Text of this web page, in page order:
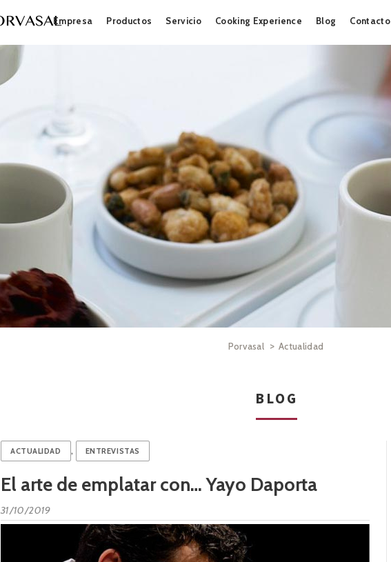
to
Empresa Productos Servicio Cooking Experience Blog Contacto
Porvasal > Actualidad
BLOG
ACTUALIDAD , ENTREVISTAS
El arte de emplatar con… Yayo Daporta
31/10/2019